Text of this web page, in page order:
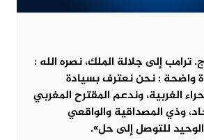
ترامب إلى جلالة الملك، نصره الله :
واضحة : نحن نعترف بسيادة
الغربية، وندعم المقترح المغربي
وذي المصداقية والواقعي
للتوصل إلى حل».